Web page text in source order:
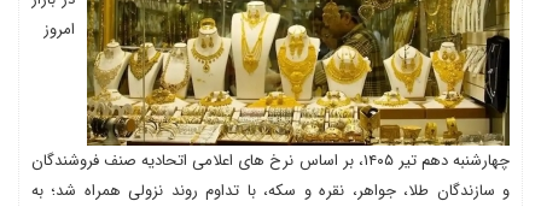
امروز
چهارشنبه دهم تیر ۱۴۰۵، بر اساس نرخ های اعلامی اتحادیه صنف فروشندگان
و سازندگان طلا، جواهر، نقره و سکه، با تداوم روند نزولی همراه شد؛ به